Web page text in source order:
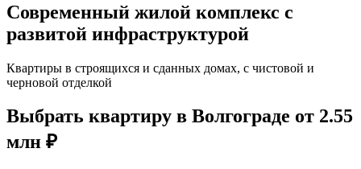
Современный жилой комплекс с
развитой инфраструктурой
Квартиры в строящихся и сданных домах, с чистовой и
черновой отделкой
Выбрать квартиру в Волгограде от 2.55
млн ₽